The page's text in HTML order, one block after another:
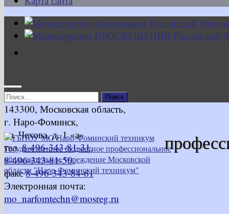
Найти:
143300, Московская область,
г. Наро-Фоминск,
ул. Чехова, д. 1 «а»
тел.8-496-343-81-31,
8-496-343-81-50,
факс8-496-343-84-61
Электронная почта:
mo_narfomtechn@mosreg.ru